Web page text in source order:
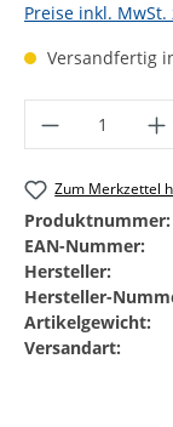
Preise inkl.
Versandfertig
Produkt
Zum Merkzettel
Produktnummer:
EAN-Nummer:
Hersteller:
Hersteller-
Artikelgewicht:
Versandart: